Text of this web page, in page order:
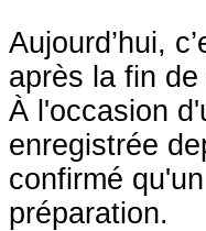
Aujourd’hui,
après la fin
À l'occasion
enregistrée
confirmé
préparation.